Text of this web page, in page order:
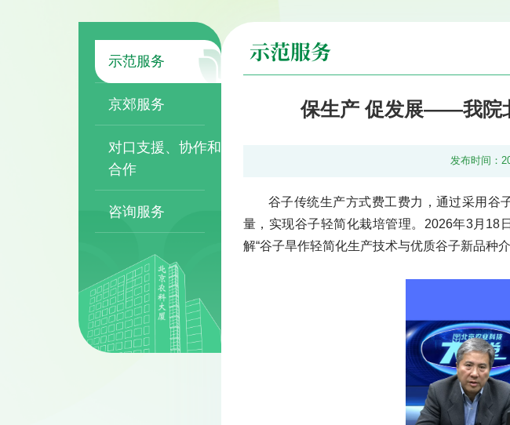
示范服务
京郊服务
对口支援、协作和
合作
咨询服务
示范服务
保生产 促发展——我院
发布时间：
谷子传统生产方式费工费力，通过采用谷
量，实现谷子轻简化栽培管理。2026年3月18
解“谷子旱作轻简化生产技术与优质谷子新品种